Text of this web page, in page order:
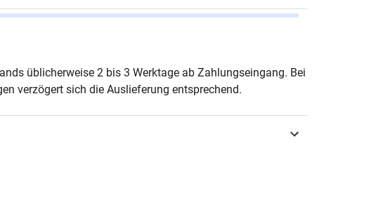
Hamburg 2020
üblicherweise 2 bis 3 Werktage ab Zahlungseingang. Bei
verzögert sich die Auslieferung entsprechend.